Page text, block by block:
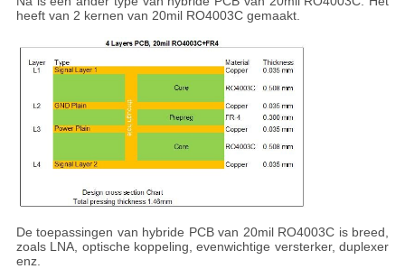
heeft van 2 kernen van 20mil RO4003C gemaakt.
De toepassingen van hybride PCB van 20mil RO4003C is breed,
zoals LNA, optische koppeling, evenwichtige versterker, duplexer
enz.